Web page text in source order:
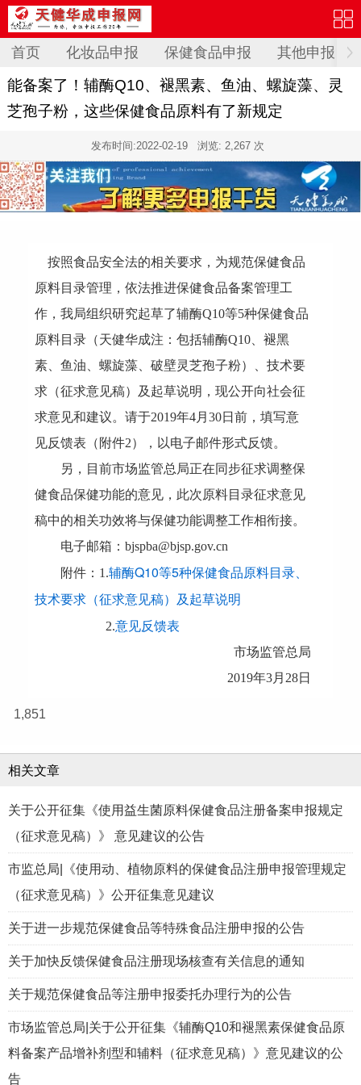
首页 化妆品申报 保健食品申报 其他申报
能备案了！辅酶Q10、褪黑素、鱼油、螺旋藻、灵
芝孢子粉，这些保健食品原料有了新规定
发布时间:2022-02-19 浏览: 2,267 次
按照食品安全法的相关要求，为规范保健食品
原料目录管理，依法推进保健食品备案管理工
作，我局组织研究起草了辅酶Q10等5种保健食品
原料目录 （天健华成注：包括辅酶Q10、褪黑
素、鱼油、螺旋藻、破壁灵芝孢子粉）
、技术要
求（征求意见稿）及起草说明，现公开向社会征
求意见和建议。请于2019年4月30日前，填写意
见反馈表（附件2），以电子邮件形式反馈。
另，目前市场监管总局正在同步征求调整保
健食品保健功能的意见，此次原料目录征求意见
稿中的相关功效将与保健功能调整工作相衔接。
电子邮箱：bjspba@bjsp.gov.cn
附件：1.辅酶Q10等5种保健食品原料目录、
技术要求（征求意见稿）及起草说明
2.意见反馈表
市场监管总局
2019年3月28日
1,851
相关文章
关于公开征集《使用益生菌原料保健食品注册备案申报规定
（征求意见稿）》 意见建议的公告
市监总局|《使用动、植物原料的保健食品注册申报管理规定
（征求意见稿）》公开征集意见建议
关于进一步规范保健食品等特殊食品注册申报的公告
关于加快反馈保健食品注册现场核查有关信息的通知
关于规范保健食品等注册申报委托办理行为的公告
市场监管总局|关于公开征集《辅酶Q10和褪黑素保健食品原
料备案产品增补剂型和辅料（征求意见稿）》意见建议的公
告